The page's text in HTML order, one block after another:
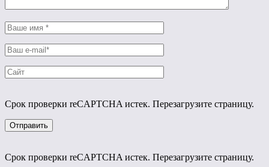
Срок проверки reCAPTCHA истек. Перезагрузите страницу.
Срок проверки reCAPTCHA истек. Перезагрузите страницу.